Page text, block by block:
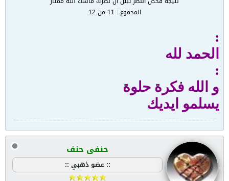
المجموع : 11 من 12
:
الحمد لله
:
و الله فكرة حلوة
يسلمو ايديك
حنفى حنف
:: عضو ذهبي ::